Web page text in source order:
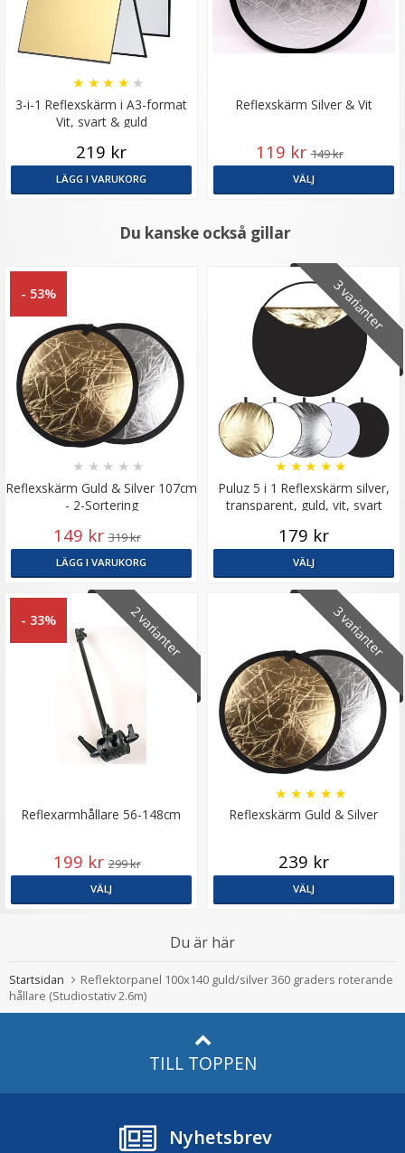
3-i-1 Reflexskärm i A3-format
Vit, svart & guld
★ ★ ★ ★ ★
219 kr
LÄGG I VARUKORG
Reflexskärm Silver & Vit
119 kr 149 kr
VÄLJ
Du kanske också gillar
- 53%
Reflexskärm Guld & Silver 107cm
- 2-Sortering
★ ★ ★ ★ ★
149 kr 319 kr
LÄGG I VARUKORG
3 varianter
Puluz 5 i 1 Reflexskärm silver,
transparent, guld, vit, svart
★ ★ ★ ★ ★
179 kr
VÄLJ
2 varianter
- 33%
Reflexarmhållare 56-148cm
199 kr 299 kr
VÄLJ
3 varianter
Reflexskärm Guld & Silver
★ ★ ★ ★ ★
239 kr
VÄLJ
Du är här
Startsidan
Reflektorpanel 100x140 guld/silver 360 graders roterande
hållare (Studiostativ 2.6m)
TILL TOPPEN
Nyhetsbrev